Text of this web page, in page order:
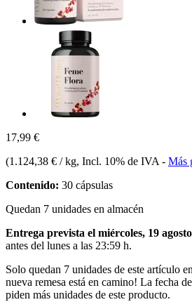
17,99 €
(1.124,38 € / kg, Incl. 10% de IVA - Más
Contenido: 30 cápsulas
Quedan 7 unidades en almacén
Entrega prevista el miércoles, 19 agosto
antes del lunes a las 23:59 h.
Solo quedan 7 unidades de este artículo
nueva remesa está en camino! La fecha
piden más unidades de este producto.